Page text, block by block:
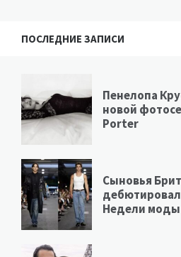
ПОСЛЕДНИЕ ЗАПИСИ
Пенелопа
новой
Porter
Сыновья
Недели